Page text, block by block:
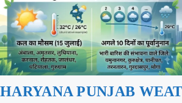
HARYANA PUNJAB